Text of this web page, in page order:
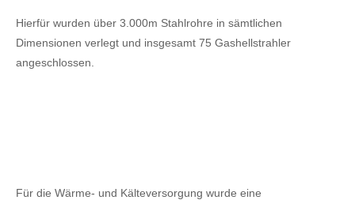
Hierfür wurden über 3.000m Stahlrohre in sämtlichen
Dimensionen verlegt und insgesamt 75 Gashellstrahler
angeschlossen.
Für die Wärme- und Kälteversorgung wurde eine